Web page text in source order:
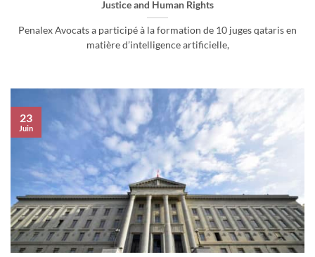
Justice and Human Rights
Penalex Avocats a participé à la formation de 10 juges qataris en
matière d’intelligence artificielle,
23
Juin